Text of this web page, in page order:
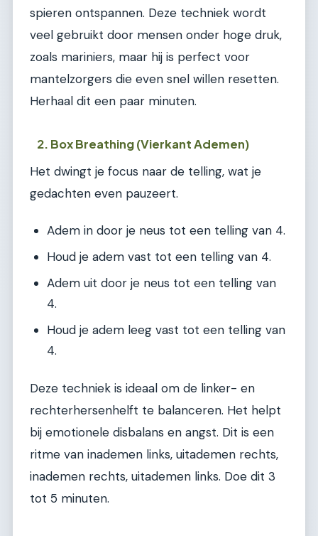
spieren ontspannen. Deze techniek wordt
veel gebruikt door mensen onder hoge druk,
zoals mariniers, maar hij is perfect voor
mantelzorgers die even snel willen resetten.
Herhaal dit een paar minuten.
2. Box Breathing (Vierkant Ademen)
Het dwingt je focus naar de telling, wat je
gedachten even pauzeert.
Adem in door je neus tot een telling van 4.
Houd je adem vast tot een telling van 4.
Adem uit door je neus tot een telling van
4.
Houd je adem leeg vast tot een telling van
4.
Deze techniek is ideaal om de linker- en
rechterhersenhelft te balanceren. Het helpt
bij emotionele disbalans en angst. Dit is een
ritme van inademen links, uitademen rechts,
inademen rechts, uitademen links. Doe dit 3
tot 5 minuten.